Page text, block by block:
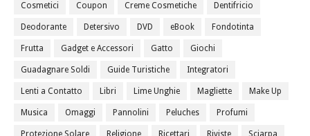
Cosmetici Coupon Creme Cosmetiche Dentifricio
Deodorante Detersivo DVD eBook Fondotinta
Frutta Gadget e Accessori Gatto Giochi
Guadagnare Soldi Guide Turistiche Integratori
Lenti a Contatto Libri Lime Unghie Magliette Make Up
Musica Omaggi Pannolini Peluches Profumi
Protezione Solare Religione Ricettari Riviste Sciarpa